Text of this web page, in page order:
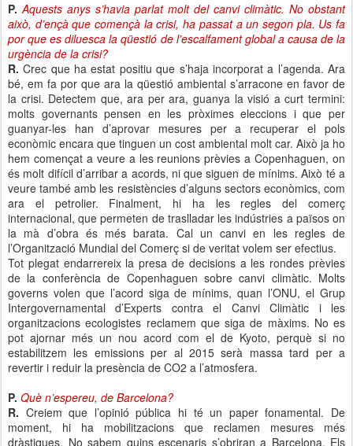
P. Aquests anys s’havia parlat molt del canvi climàtic. No obstant
això, d’ençà que començà la crisi, ha passat a un segon pla. Us fa
por que es diluesca la qüestió de l’escalfament global a causa de la
urgència de la crisi?
R. Crec que ha estat positiu que s’haja incorporat a l’agenda. Ara
bé, em fa por que ara la qüestió ambiental s’arracone en favor de
la crisi. Detectem que, ara per ara, guanya la visió a curt termini:
molts governants pensen en les pròximes eleccions i que per
guanyar-les han d’aprovar mesures per a recuperar el pols
econòmic encara que tinguen un cost ambiental molt car. Això ja ho
hem començat a veure a les reunions prèvies a Copenhaguen, on
és molt difícil d’arribar a acords, ni que siguen de mínims. Això té a
veure també amb les resistències d’alguns sectors econòmics, com
ara el petrolier. Finalment, hi ha les regles del comerç
internacional, que permeten de traslladar les indústries a països on
la mà d’obra és més barata. Cal un canvi en les regles de
l’Organització Mundial del Comerç si de veritat volem ser efectius.
Tot plegat endarrereix la presa de decisions a les rondes prèvies
de la conferència de Copenhaguen sobre canvi climàtic. Molts
governs volen que l’acord siga de mínims, quan l’ONU, el Grup
Intergovernamental d’Experts contra el Canvi Climàtic i les
organitzacions ecologistes reclamem que siga de màxims. No es
pot ajornar més un nou acord com el de Kyoto, perquè si no
estabilitzem les emissions per al 2015 serà massa tard per a
revertir i reduir la presència de CO2 a l’atmosfera.
P. Què n’espereu, de Barcelona?
R. Creiem que l’opinió pública hi té un paper fonamental. De
moment, hi ha mobilitzacions que reclamen mesures més
dràstiques. No sabem quins escenaris s’obriran a Barcelona. Els